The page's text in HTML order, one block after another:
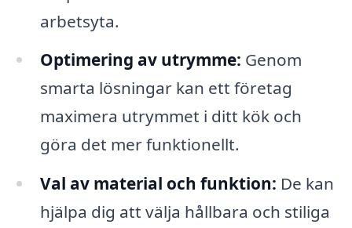
arbetsyta.
Optimering av utrymme: Genom
smarta lösningar kan ett företag
maximera utrymmet i ditt kök och
göra det mer funktionellt.
Val av material och funktion: De kan
hjälpa dig att välja hållbara och stiliga